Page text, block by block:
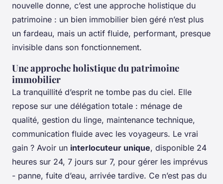
nouvelle donne, c’est une approche holistique du
patrimoine : un bien immobilier bien géré n’est plus
un fardeau, mais un actif fluide, performant, presque
invisible dans son fonctionnement.
Une approche holistique du patrimoine
immobilier
La tranquillité d’esprit ne tombe pas du ciel. Elle
repose sur une délégation totale : ménage de
qualité, gestion du linge, maintenance technique,
communication fluide avec les voyageurs. Le vrai
gain ? Avoir un interlocuteur unique, disponible 24
heures sur 24, 7 jours sur 7, pour gérer les imprévus
- panne, fuite d’eau, arrivée tardive. Ce n’est pas du